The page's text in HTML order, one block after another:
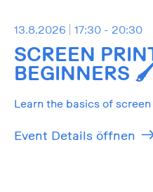
13.8.2026 17:30 - 20:30
SCREEN
BEGINNERS
Learn the basics of
Event Details öffnen